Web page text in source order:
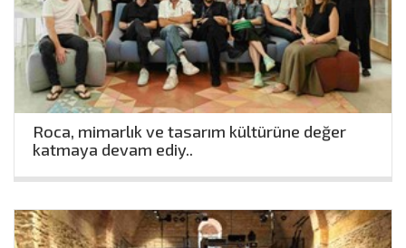
Roca, mimarlık ve tasarım kültürüne değer
katmaya devam ediy..